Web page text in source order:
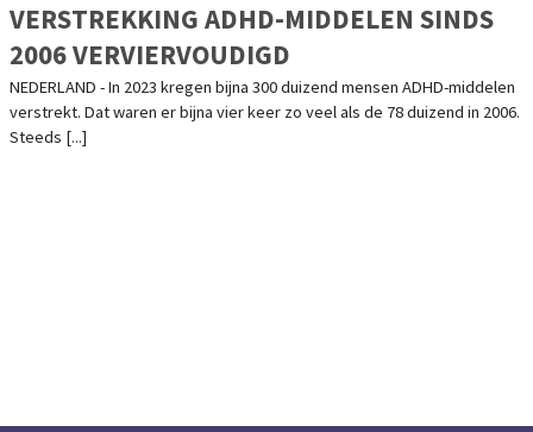
VERSTREKKING ADHD-MIDDELEN SINDS
2006 VERVIERVOUDIGD
NEDERLAND - In 2023 kregen bijna 300 duizend mensen ADHD-middelen
verstrekt. Dat waren er bijna vier keer zo veel als de 78 duizend in 2006.
Steeds [...]